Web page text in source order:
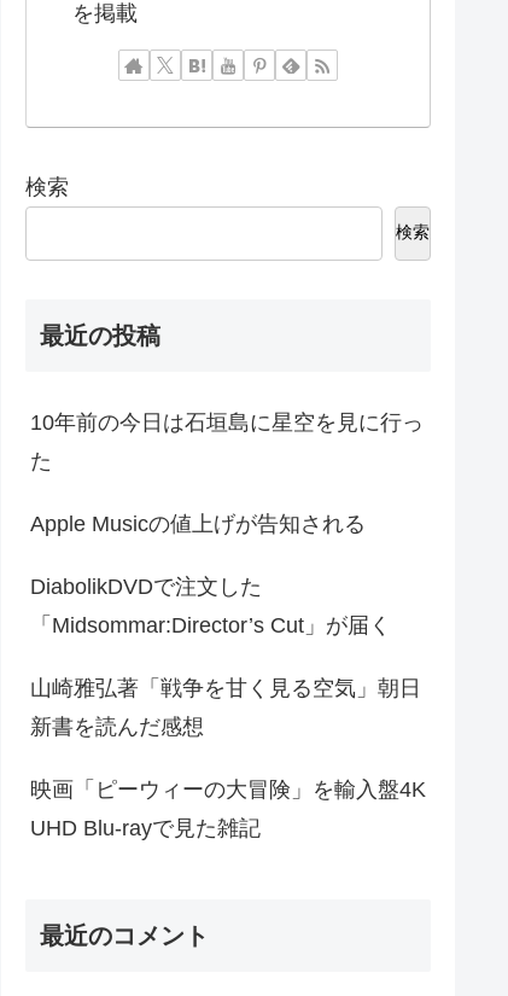
を掲載
検索
検索
最近の投稿
10年前の今日は石垣島に星空を見に行っ
た
Apple Musicの値上げが告知される
DiabolikDVDで注文した
「Midsommar:Director’s Cut」が届く
山崎雅弘著「戦争を甘く見る空気」朝日
新書を読んだ感想
映画「ピーウィーの大冒険」を輸入盤4K
UHD Blu-rayで見た雑記
最近のコメント